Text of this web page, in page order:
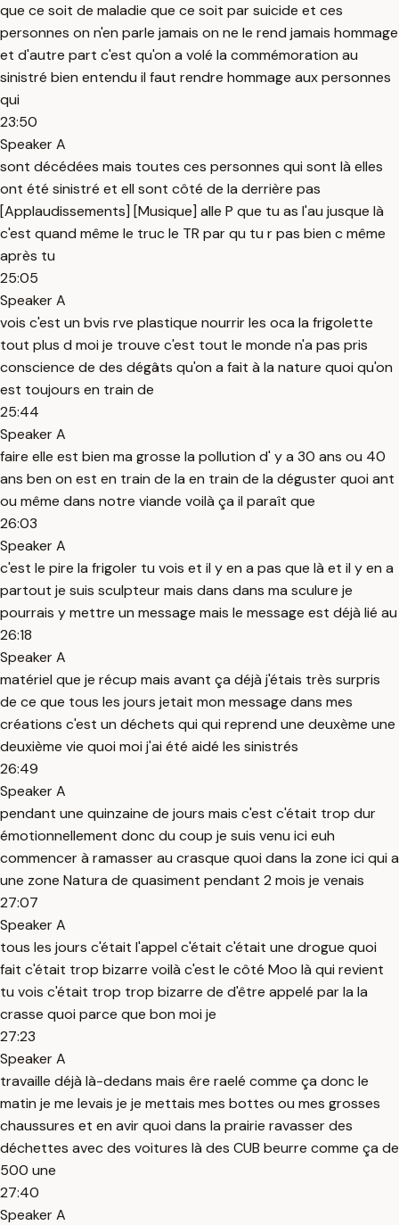
que ce soit de maladie que ce soit par suicide et ces
personnes on n'en parle jamais on ne le rend jamais hommage
et d'autre part c'est qu'on a volé la commémoration au
sinistré bien entendu il faut rendre hommage aux personnes
qui
23:50
Speaker A
sont décédées mais toutes ces personnes qui sont là elles
ont été sinistré et ell sont côté de la derrière pas
[Applaudissements] [Musique] alle P que tu as l'au jusque là
c'est quand même le truc le TR par qu tu r pas bien c même
après tu
25:05
Speaker A
vois c'est un bvis rve plastique nourrir les oca la frigolette
tout plus d moi je trouve c'est tout le monde n'a pas pris
conscience de des dégâts qu'on a fait à la nature quoi qu'on
est toujours en train de
25:44
Speaker A
faire elle est bien ma grosse la pollution d' y a 30 ans ou 40
ans ben on est en train de la en train de la déguster quoi ant
ou même dans notre viande voilà ça il paraît que
26:03
Speaker A
c'est le pire la frigoler tu vois et il y en a pas que là et il y en a
partout je suis sculpteur mais dans dans ma sculure je
pourrais y mettre un message mais le message est déjà lié au
26:18
Speaker A
matériel que je récup mais avant ça déjà j'étais très surpris
de ce que tous les jours jetait mon message dans mes
créations c'est un déchets qui qui reprend une deuxème une
deuxième vie quoi moi j'ai été aidé les sinistrés
26:49
Speaker A
pendant une quinzaine de jours mais c'est c'était trop dur
émotionnellement donc du coup je suis venu ici euh
commencer à ramasser au crasque quoi dans la zone ici qui a
une zone Natura de quasiment pendant 2 mois je venais
27:07
Speaker A
tous les jours c'était l'appel c'était c'était une drogue quoi
fait c'était trop bizarre voilà c'est le côté Moo là qui revient
tu vois c'était trop trop bizarre de d'être appelé par la la
crasse quoi parce que bon moi je
27:23
Speaker A
travaille déjà là-dedans mais êre raelé comme ça donc le
matin je me levais je je mettais mes bottes ou mes grosses
chaussures et en avir quoi dans la prairie ravasser des
déchettes avec des voitures là des CUB beurre comme ça de
500 une
27:40
Speaker A